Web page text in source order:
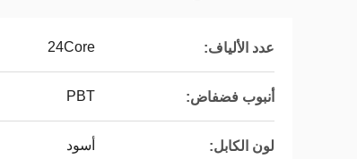
عدد الألياف: 24Core
أنبوب فضفاض: PBT
لون الكابل: أسود